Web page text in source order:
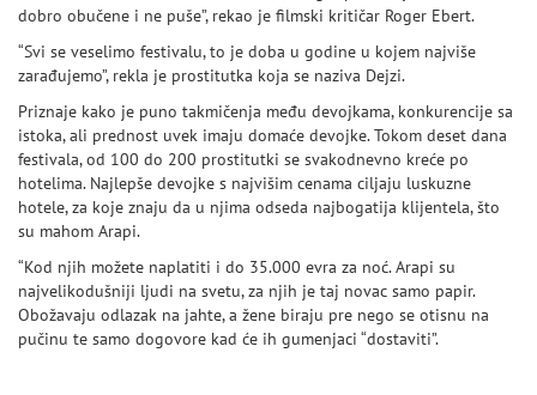
dobro obučene i ne puše”, rekao je filmski kritičar Roger Ebert.
“Svi se veselimo festivalu, to je doba u godine u kojem najviše
zarađujemo”, rekla je prostitutka koja se naziva Dejzi.
Priznaje kako je puno takmičenja među devojkama, konkurencije sa
istoka, ali prednost uvek imaju domaće devojke. Tokom deset dana
festivala, od 100 do 200 prostitutki se svakodnevno kreće po
hotelima. Najlepše devojke s najvišim cenama ciljaju luskuzne
hotele, za koje znaju da u njima odseda najbogatija klijentela, što
su mahom Arapi.
“Kod njih možete naplatiti i do 35.000 evra za noć. Arapi su
najvelikodušniji ljudi na svetu, za njih je taj novac samo papir.
Obožavaju odlazak na jahte, a žene biraju pre nego se otisnu na
pučinu te samo dogovore kad će ih gumenjaci “dostaviti”.